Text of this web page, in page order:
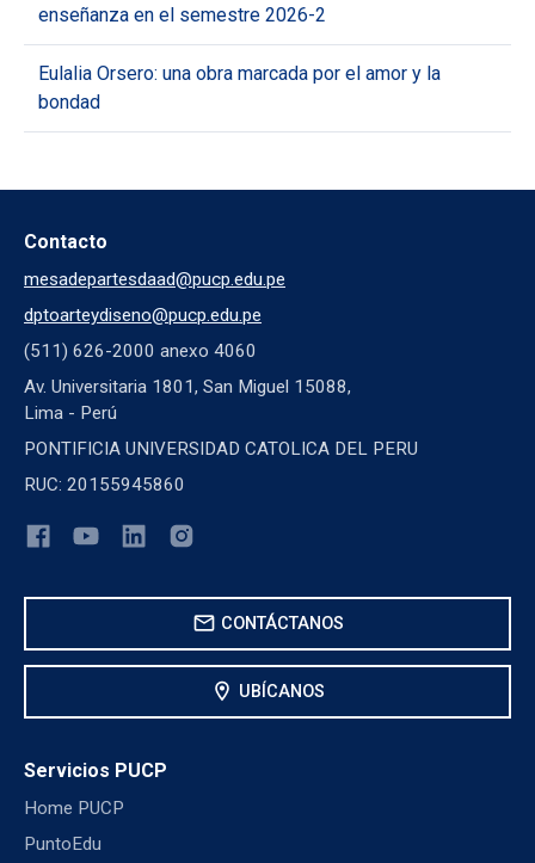
enseñanza en el semestre 2026-2
Eulalia Orsero: una obra marcada por el amor y la
bondad
Contacto
mesadepartesdaad@pucp.edu.pe
dptoarteydiseno@pucp.edu.pe
(511) 626-2000 anexo 4060
Av. Universitaria 1801, San Miguel 15088,
Lima - Perú
PONTIFICIA UNIVERSIDAD CATOLICA DEL PERU
RUC: 20155945860
mail CONTÁCTANOS
location_on UBÍCANOS
Servicios PUCP
Home PUCP
PuntoEdu